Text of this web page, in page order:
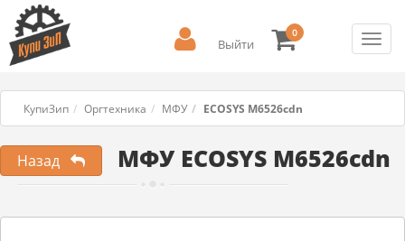
Выйти
0
КупиЗип Оргтехника МФУ ECOSYS M6526cdn
МФУ ECOSYS M6526cdn
Назад